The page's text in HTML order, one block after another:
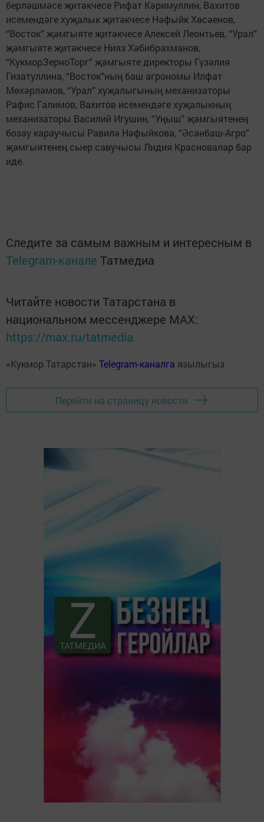
берләшмәсе җитәкчесе Рифат Кәримуллин, Вахитов
исемендәге хуҗалык җитәкчесе Нәфыйк Хөсәенов,
“Восток” җәмгыяте җитәкчесе Алексей Леонтьев, “Урал”
җәмгыяте җитәкчесе Нияз Хәбибрахманов,
“КукморЗерноТорг” җәмгыяте директоры Гүзәлия
Гизатуллина, “Восток”ның баш агрономы Илфат
Мөхәрләмов, “Урал” хуҗалыгының механизаторы
Рафис Галимов, Вахитов исемендәге хуҗалыкның
механизаторы Василий Игушин, “Уңыш” җәмгыятенең
бозау караучысы Равилә Нәфыйкова, “Әсәнбаш-Агро”
җәмгыятенең сыер савучысы Лидия Красновалар бар
иде.
Следите за самым важным и интересным в
Telegram-канале Татмедиа
Читайте новости Татарстана в
национальном мессенджере MАХ:
https://max.ru/tatmedia
«Кукмор Татарстан» Telegram-каналга язылыгыз
Перейти на страницу новости